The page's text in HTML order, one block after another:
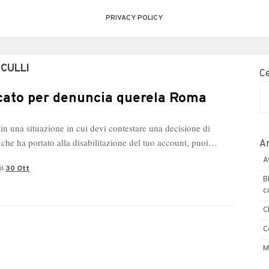
PRIVACY POLICY
per denuncia querela Roma
​​una situazione in cui devi contestare una decisione di
che ha portato alla disabilitazione del tuo account, puoi…
30 Ott